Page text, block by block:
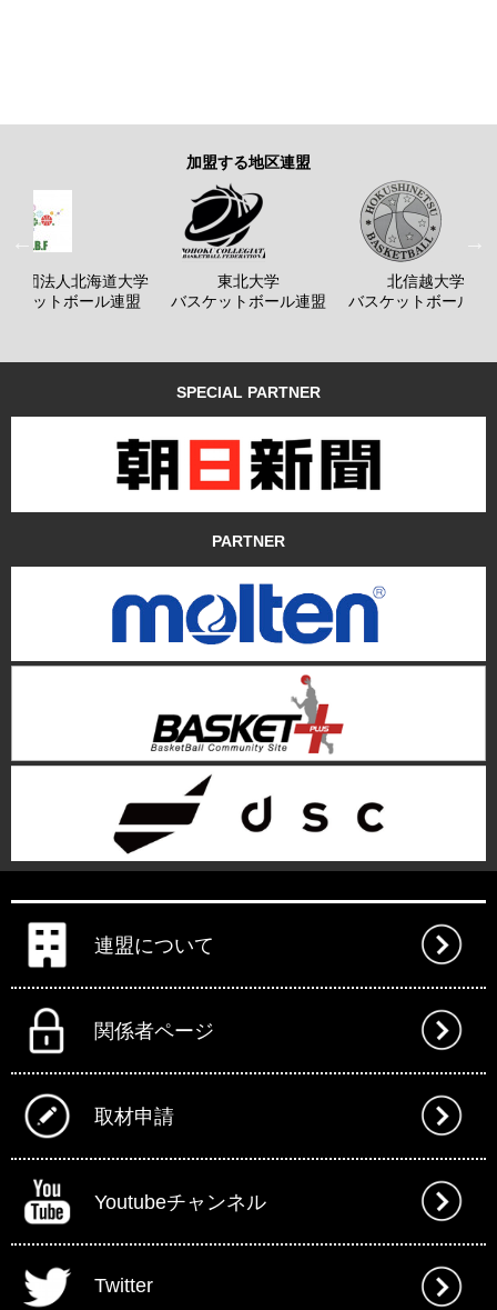
加盟する地区連盟
社団法人北海道大学
ケットボール連盟
東北大学
バスケットボール連盟
北信越大学
バスケットボール連
SPECIAL PARTNER
PARTNER
連盟について
関係者ページ
取材申請
Youtubeチャンネル
Twitter